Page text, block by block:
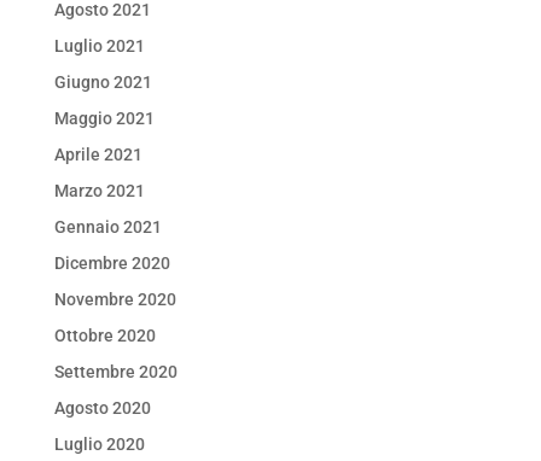
Agosto 2021
Luglio 2021
Giugno 2021
Maggio 2021
Aprile 2021
Marzo 2021
Gennaio 2021
Dicembre 2020
Novembre 2020
Ottobre 2020
Settembre 2020
Agosto 2020
Luglio 2020